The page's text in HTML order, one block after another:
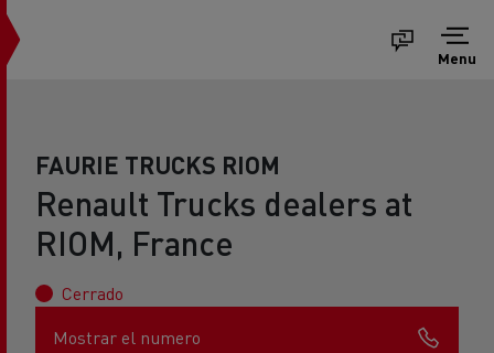
Menu
FAURIE TRUCKS RIOM
Renault Trucks dealers at
RIOM, France
Cerrado
Mostrar el numero